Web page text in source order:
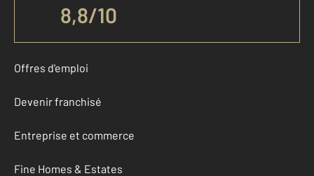
8,8/10
Offres d'emploi
Devenir franchisé
Entreprise et commerce
Fine Homes & Estates